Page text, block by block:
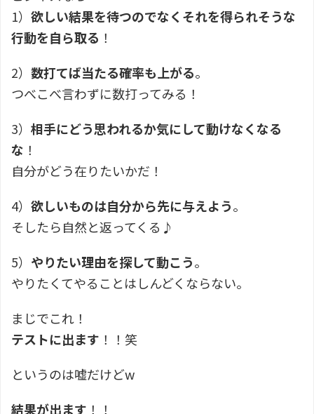
1） 欲しい結果を待つのでなくそれを得られそうな
行動を自ら取る ！
2） 数打てば当たる確率も上がる。
つべこべ言わずに数打ってみる！
3） 相手にどう思われるか気にして動けなくなる
な ！
自分がどう在りたいかだ！
4） 欲しいものは自分から先に与えよう。
そしたら自然と返ってくる♪
5） やりたい理由を探して動こう。
やりたくてやることはしんどくならない。
まじでこれ！
テストに出ます ！！笑
というのは嘘だけどw
結果が出ます ！！